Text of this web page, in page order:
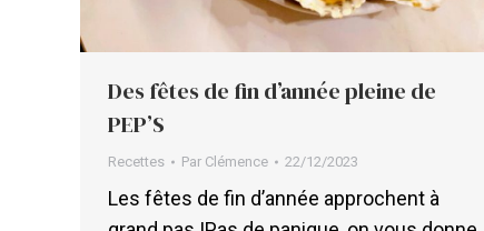
Des fêtes de fin d’année pleine de
PEP’S
Recettes Par Clémence 22/12/2023
Les fêtes de fin d’année approchent à